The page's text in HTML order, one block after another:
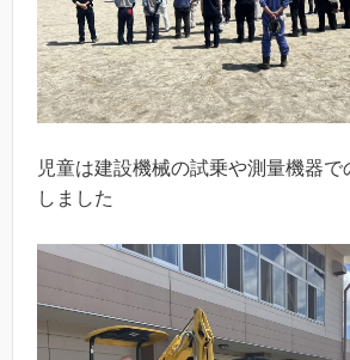
児童は建設機械の試乗や測量機器で
しました